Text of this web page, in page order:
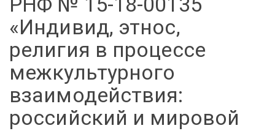
«Индивид, этнос,
религия в процессе
межкультурного
взаимодействия:
российский и мировой